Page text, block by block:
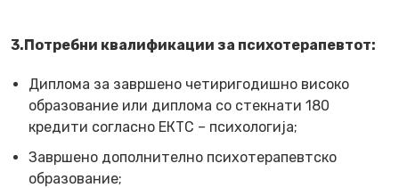
3.Потребни квалификации за психотерапевтот:
Диплома за завршено четиригодишно високо
образование или диплома со стекнати 180
кредити согласно ЕКТС – психологија;
Завршено дополнително психотерапевтско
образование;